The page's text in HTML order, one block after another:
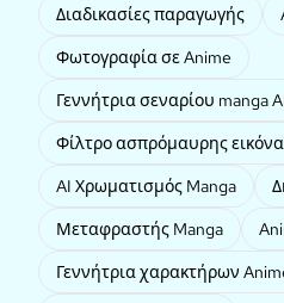
Διαδικασίες παραγωγής
Φωτογραφία σε Anime
Γεννήτρια σεναρίου manga
Φίλτρο ασπρόμαυρης
AI Χρωματισμός Manga
Μεταφραστής Manga
Γεννήτρια χαρακτήρων